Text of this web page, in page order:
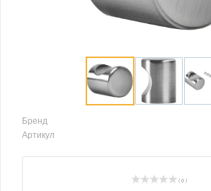
Бренд
Артикул
( 0 )